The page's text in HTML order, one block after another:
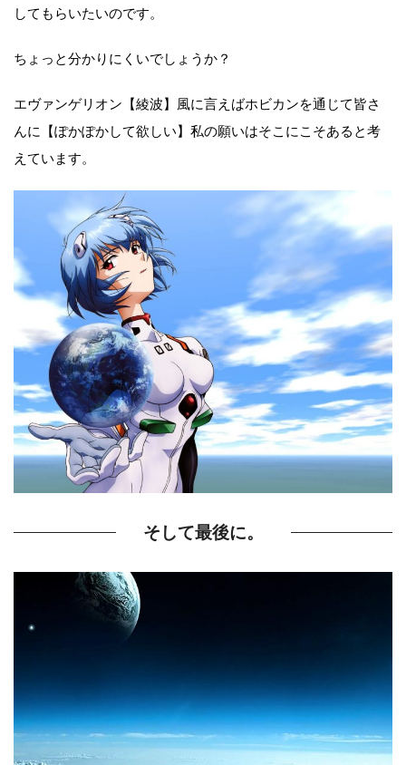
してもらいたいのです。
ちょっと分かりにくいでしょうか？
エヴァンゲリオン【綾波】風に言えばホビカンを通じて皆さ
んに【ぽかぽかして欲しい】私の願いはそこにこそあると考
えています。
そして最後に。